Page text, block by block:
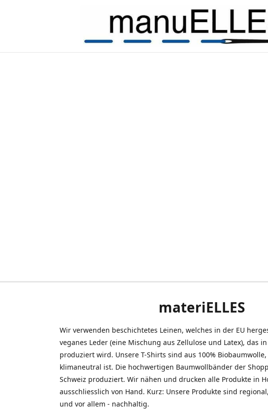
materiELLES
Wir verwenden beschichtetes Leinen, welches in der EU
veganes Leder (eine Mischung aus Zellulose und Latex), das
produziert wird. Unsere T-Shirts sind aus 100%
klimaneutral ist. Die hochwertigen Baumwollbänder der
Schweiz produziert. Wir nähen und drucken alle Produkte in
ausschliesslich von Hand. Kurz: Unsere Produkte sind
und vor allem - nachhaltig.